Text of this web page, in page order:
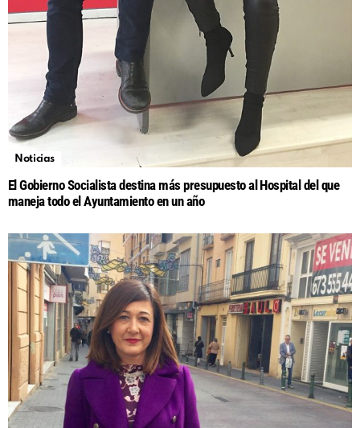
Noticias
El Gobierno Socialista destina más presupuesto al Hospital del que
maneja todo el Ayuntamiento en un año